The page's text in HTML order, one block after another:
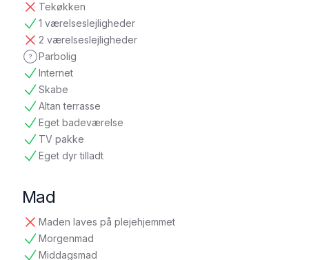
Tekøkken
ikke tilgængelig
1 værelseslejligheder
tilgængelig
2 værelseslejligheder
ikke tilgængelig
Parbolig
ikke oplyst
Internet
tilgængelig
Skabe
tilgængelig
Altan terrasse
tilgængelig
Eget badeværelse
tilgængelig
TV pakke
tilgængelig
Eget dyr tilladt
tilgængelig
Mad
Maden laves på plejehjemmet
ikke tilgængelig
Morgenmad
tilgængelig
Middagsmad